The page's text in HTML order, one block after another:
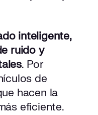
inteligente,
ruido y
. Por
de
hacen la
eficiente.